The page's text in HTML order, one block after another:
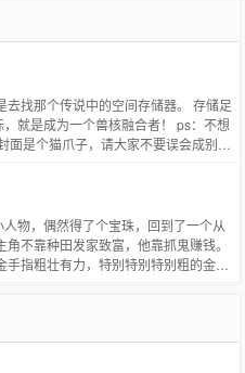
找那个传说中的空间存储器。 存储足
就是成为一个兽核融合者！ ps：不想
是个猫爪子，请大家不要误会成别的
知的信息变强。 几年没写文了，手有
多包
物，偶然得了个宝珠，回到了一个从
不靠种田发家致富，他靠抓鬼赚钱。
指粗壮有力，特别特别特别粗的金手